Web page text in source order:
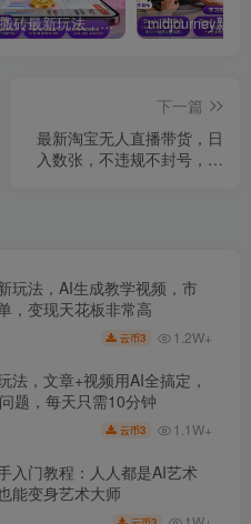
头条搬砖最新玩法，文章+视频用AI全搞定，一天5张+不是问题，每天只需10分钟
下一篇
最新淘宝无人直播带货，日
入数张，不违规不封号，独
玩法，AI生成教学视频，市
，变现天花板非常高
云币3 1.2W+
法，文章+视频用AI全搞定，
题，每天只需10分钟
云币3 1.1W+
入门教程：人人都是AI艺术
能变身艺术大师